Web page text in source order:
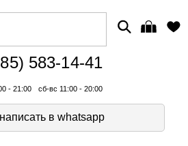
583-14-41
- 21:00 сб-вс 11:00 - 20:00
написать в whatsapp